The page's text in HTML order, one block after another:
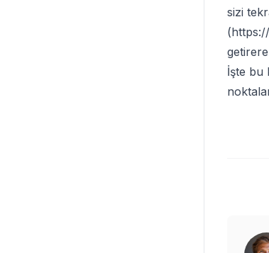
sizi
(
İşte bu